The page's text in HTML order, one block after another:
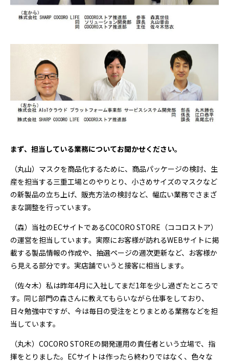
――まず、担当している業務についてお聞かせください。
（丸山）マスクを商品化するために、商品パッケージの検討、生
産を担当する三重工場とのやりとり、小さめサイズのマスクなど
の新製品の立ち上げ、販売方法の検討など、幅広い業務でさまざ
まな調整を行っています。
（森）当社のECサイトであるCOCORO STORE（ココロストア）
の運営を担当しています。実際にお客様が訪れるWEBサイトに掲
載する製品情報の作成や、抽選ページの週次更新など、お客様か
ら見える部分です。実店舗でいうと接客に相当します。
（佐々木）私は昨年4月に入社してまだ1年を少し過ぎたところで
す。同じ部門の森さんに教えてもらいながら仕事をしており、
日々勉強中ですが、今は毎日の受注をとりまとめる業務などを担
当しています。
（丸木）COCORO STOREの開発運用の責任者という立場で、指
揮をとりました。ECサイトは作ったら終わりではなく、色々な